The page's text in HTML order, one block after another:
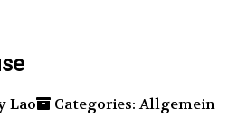
Lao Categories: Allgemein